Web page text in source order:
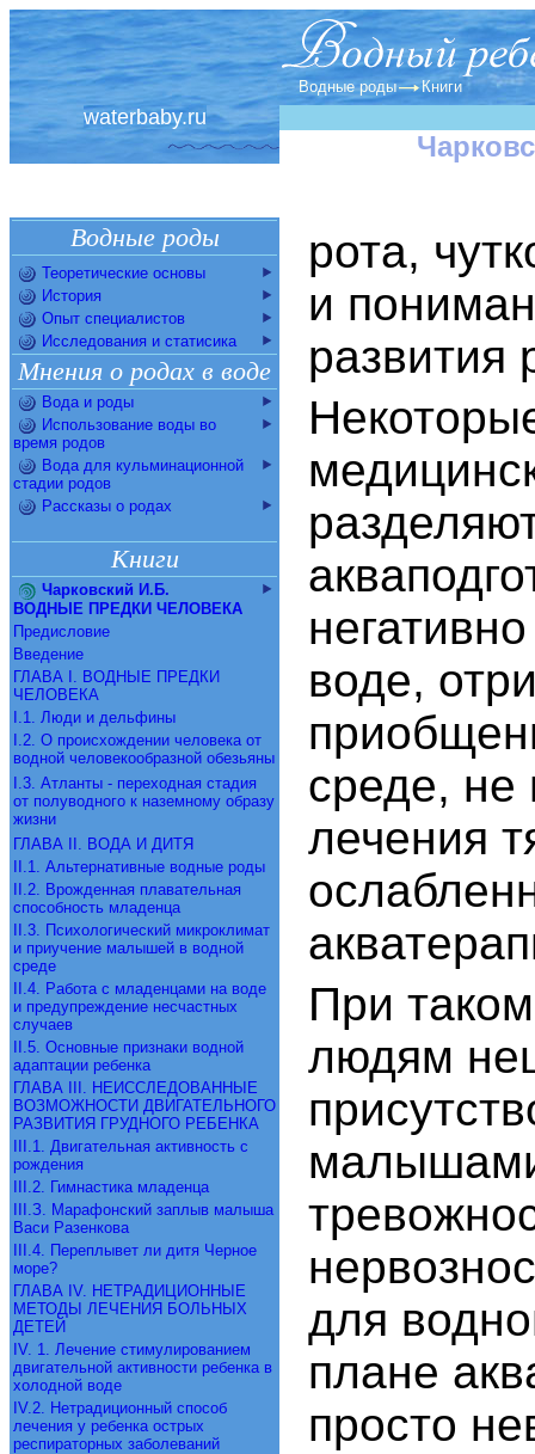
Водные роды Книги
waterbaby.ru
Водные роды
Теоретические основы
История
Опыт специалистов
Исследования и статисика
Мнения о родах в воде
Вода и роды
Использование воды во
время родов
Вода для кульминационной
стадии родов
Рассказы о родах
Книги
Чарковский И.Б.
ВОДНЫЕ ПРЕДКИ ЧЕЛОВЕКА
Предисловие
Введение
ГЛАВА I. ВОДНЫЕ ПРЕДКИ
ЧЕЛОВЕКА
I.1. Люди и дельфины
I.2. О происхождении человека от
водной человекообразной обезьяны
I.3. Атланты - переходная стадия
от полуводного к наземному образу
жизни
ГЛАВА II. ВОДА И ДИТЯ
II.1. Альтернативные водные роды
II.2. Врожденная плавательная
способность младенца
II.3. Психологический микроклимат
и приучение малышей в водной
среде
II.4. Работа с младенцами на воде
и предупреждение несчастных
случаев
II.5. Основные признаки водной
адаптации ребенка
ГЛАВА III. НЕИССЛЕДОВАННЫЕ
ВОЗМОЖНОСТИ ДВИГАТЕЛЬНОГО
РАЗВИТИЯ ГРУДНОГО РЕБЕНКА
III.1. Двигательная активность с
рождения
III.2. Гимнастика младенца
III.З. Марафонский заплыв малыша
Васи Разенкова
III.4. Переплывет ли дитя Черное
море?
ГЛАВА IV. НЕТРАДИЦИОННЫЕ
МЕТОДЫ ЛЕЧЕНИЯ БОЛЬНЫХ
ДЕТЕЙ
IV. 1. Лечение стимулированием
двигательной активности ребенка в
холодной воде
IV.2. Нетрадиционный способ
лечения у ребенка острых
респираторных заболеваний
рота,
и
развития
воде,
среде, не
лечения
При
людям
для
плане
просто